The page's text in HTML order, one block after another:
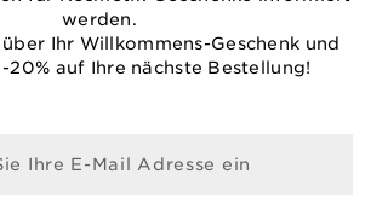
werden.
über Ihr Willkommens-Geschenk und
20% auf Ihre nächste Bestellung!
Ihre E-Mail Adresse ein